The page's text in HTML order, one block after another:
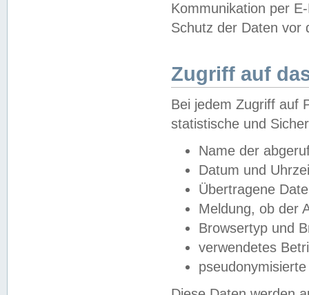
Kommunikation per
Schutz der Daten vor
Zugriff auf
Bei jedem Zugriff auf
statistische und
Name der
Datum und
Übertragene
Meldung, ob der
Browsertyp und
verwendetes